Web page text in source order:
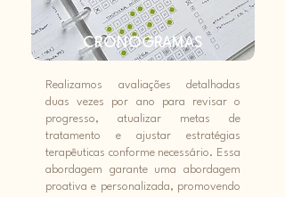
CRONOGRAMAS
Realizamos avaliações detalhadas
duas vezes por ano para revisar o
progresso, atualizar metas de
tratamento e ajustar estratégias
terapêuticas conforme necessário. Essa
abordagem garante uma abordagem
proativa e personalizada, promovendo